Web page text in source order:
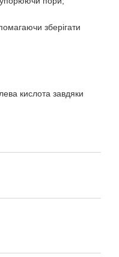
зберігати
кислота завдяки